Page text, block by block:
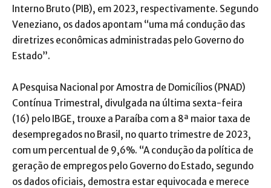
Interno Bruto (PIB), em 2023, respectivamente. Segundo
Veneziano, os dados apontam “uma má condução das
diretrizes econômicas administradas pelo Governo do
Estado”.
A Pesquisa Nacional por Amostra de Domicílios (PNAD)
Contínua Trimestral, divulgada na última sexta-feira
(16) pelo IBGE, trouxe a Paraíba com a 8ª maior taxa de
desempregados no Brasil, no quarto trimestre de 2023,
com um percentual de 9,6%. “A condução da política de
geração de empregos pelo Governo do Estado, segundo
os dados oficiais, demostra estar equivocada e merece